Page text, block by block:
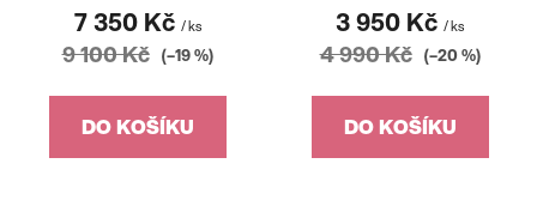
7 350 Kč / ks
9 100 Kč (–19 %)
DO KOŠÍKU
3 950 Kč / ks
4 990 Kč (–20 %)
DO KOŠÍKU